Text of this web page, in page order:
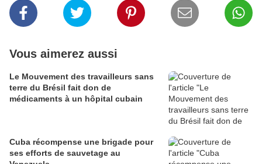
Vous aimerez aussi
Le Mouvement des travailleurs sans
terre du Brésil fait don de
médicaments à un hôpital cubain
Cuba récompense une brigade pour
ses efforts de sauvetage au